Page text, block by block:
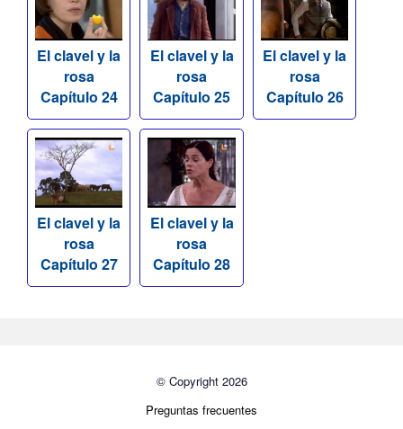
El clavel y la
rosa
Capítulo 24
El clavel y la
rosa
Capítulo 25
El clavel y la
rosa
Capítulo 26
El clavel y la
rosa
Capítulo 27
El clavel y la
rosa
Capítulo 28
© Copyright 2026
Preguntas frecuentes